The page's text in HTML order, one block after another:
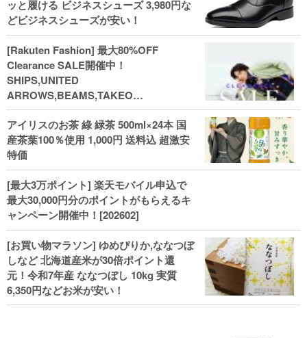
ッと履ける ビジネスシューズ 3,980円な
どビジネスシューズが安い！
[Rakuten Fashion] 最大80%OFF
Clearance SALE開催中！
SHIPS,UNITED
ARROWS,BEAMS,TAKEO
KIKUCHI,COACH,MICHAEL KORSなど
(202602)
アイリスのお茶 綠 緑茶 500ml×24本 国
産茶葉100％使用 1,000円 送料込 超激安
特価
[最大3万ポイント] 楽天モバイル申込で
最大30,000円分のポイントがもらえるキ
ャンペーン開催中！[202602]
[お買い物マラソン] ゆめぴりか,ななつぼ
しなど 北海道産米が30倍ポイント還
元！令和7年産 ななつぼし 10kg 実質
6,350円などお米が安い！